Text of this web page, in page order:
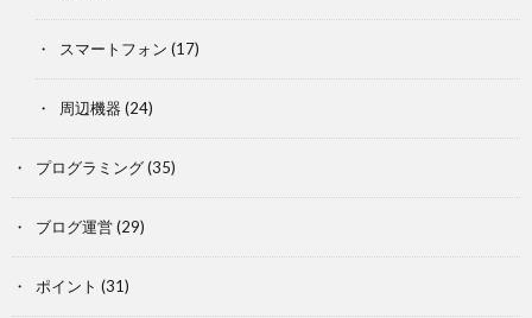
スマートフォン (17)
周辺機器 (24)
プログラミング(35)
ブログ運営(29)
ポイント (31)